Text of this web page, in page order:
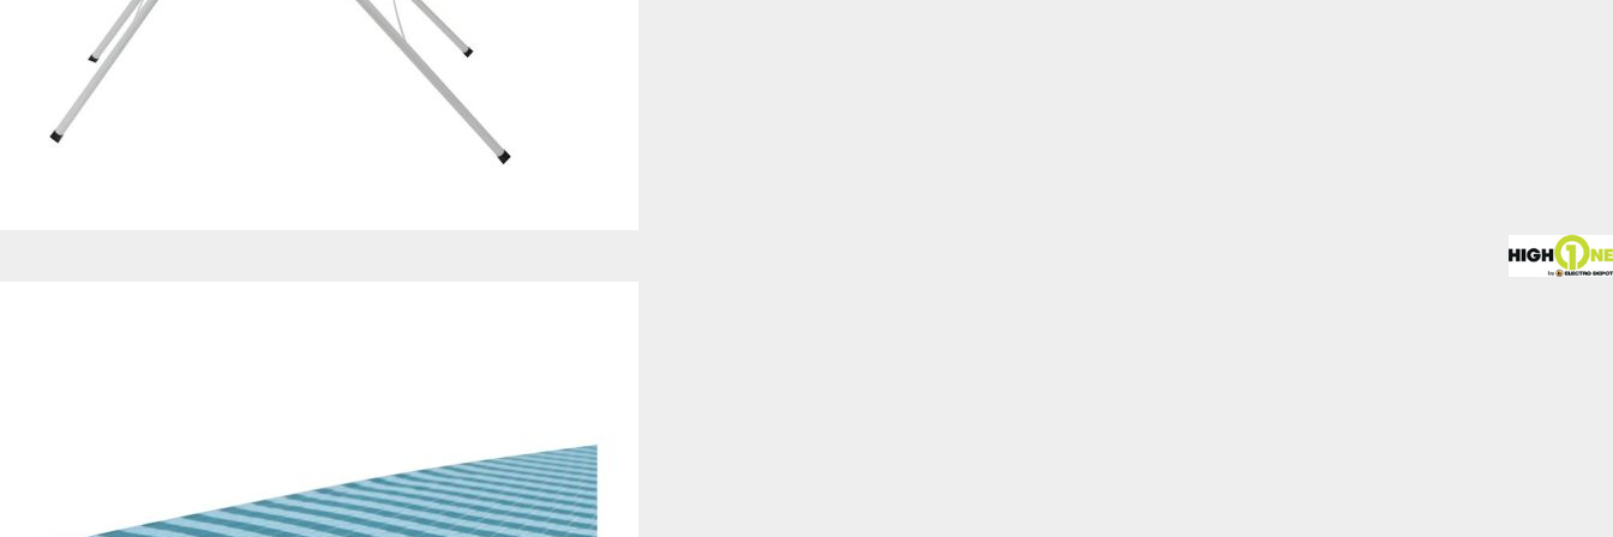
de nuestro sitio web. También nos ayudan a identificar las páginas más / menos visitadas y a evaluar cómo los visitantes
navegan por el sitio web. Si no aceptas estas cookies, no seremos notificados de tu visita a nuestro sitio.
Información de las cookies‎
Cookies de funcionalidad
Información de las cookies‎